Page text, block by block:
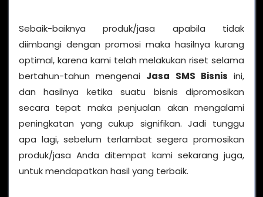
Sebaik-baiknya produk/jasa apabila tidak
diimbangi dengan promosi maka hasilnya kurang
optimal, karena kami telah melakukan riset selama
bertahun-tahun mengenai Jasa SMS Bisnis ini,
dan hasilnya ketika suatu bisnis dipromosikan
secara tepat maka penjualan akan mengalami
peningkatan yang cukup signifikan. Jadi tunggu
apa lagi, sebelum terlambat segera promosikan
produk/jasa Anda ditempat kami sekarang juga,
untuk mendapatkan hasil yang terbaik.